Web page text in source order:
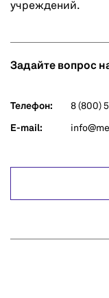
учреждений.
Задайте вопрос
Телефон: 8 (800)
E-mail: